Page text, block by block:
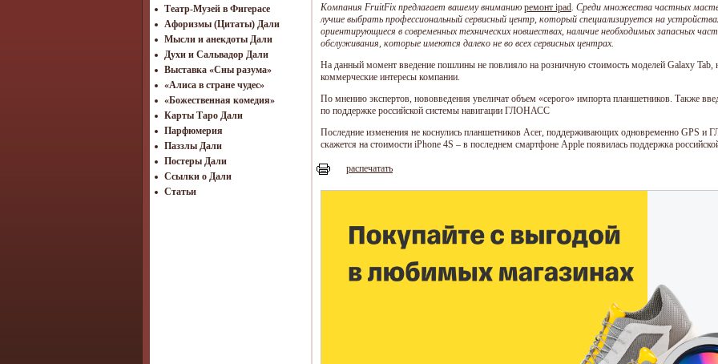
Театр-Музей в Фигерасе
Афоризмы (Цитаты) Дали
Мысли и анекдоты Дали
Духи и Сальвадор Дали
Выставка «Сны разума»
«Алиса в стране чудес»
«Божественная комедия»
Карты Таро Дали
Парфюмерия
Паззлы Дали
Постеры Дали
Ссылки о Дали
Статьи
Компания FruitFix предлагает вашему вниманию ремонт ipad . Среди множества частных
лучше выбрать профессиональный сервисный центр, который специализируется на
ориентирующиеся в современных технических новшествах, наличие необходимых запасных
обслуживания, которые имеются далеко не во всех сервисных центрах.
На данный момент введение пошлины не повлияло на розничную стоимость моделей Galaxy Tab,
коммерческие интересы компании.
По мнению экспертов, нововведения увеличат объем «серого» импорта планшетников. Также
по поддержке российской системы навигации ГЛОНАСС
Последние изменения не коснулись планшетников Acer, поддерживающих одновременно GPS
скажется на стоимости iPhone 4S – в последнем смартфоне Apple появилась поддержка
распечатать